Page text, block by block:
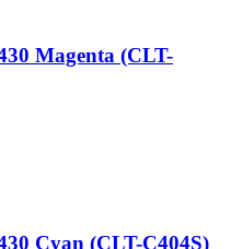
Magenta (CLT-
Cyan (CLT-C404S)